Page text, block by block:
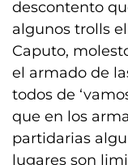
descontento
algunos trolls
Caputo,
el armado de
todos de
que en los
partidarias
lugares son